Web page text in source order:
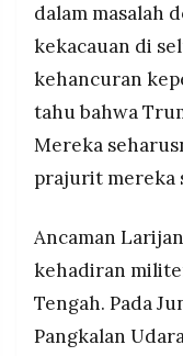
dalam masalah
kekacauan di
kehancuran
tahu bahwa
Mereka
prajurit mereka
Ancaman
kehadiran
Tengah. Pada
Pangkalan